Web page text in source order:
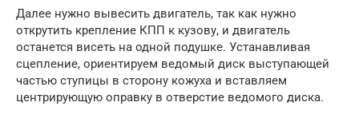
Далее нужно вывесить двигатель, так как нужно
открутить крепление КПП к кузову, и двигатель
останется висеть на одной подушке. Устанавливая
сцепление, ориентируем ведомый диск выступающей
частью ступицы в сторону кожуха и вставляем
центрирующую оправку в отверстие ведомого диска.